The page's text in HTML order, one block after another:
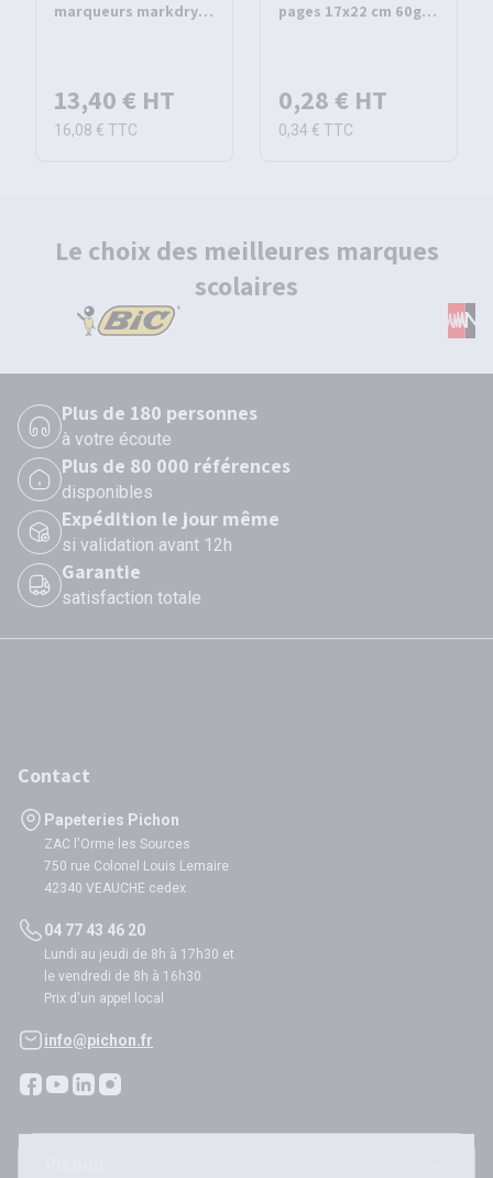
marqueurs markdry -
13,40 € HT
16,08 € TTC
pages 17x22 cm 60g
0,28 € HT
0,34 € TTC
Le choix des meilleures marques
scolaires
Plus de 180 personnes
à votre écoute
Plus de 80 000 références
disponibles
Expédition le jour même
si validation avant 12h
Garantie
satisfaction totale
Contact
Papeteries Pichon
ZAC l'Orme les Sources
750 rue Colonel Louis Lemaire
42340 VEAUCHE cedex
04 77 43 46 20
Lundi au jeudi de 8h à 17h30 et
le vendredi de 8h à 16h30
Prix d'un appel local
info@pichon.fr